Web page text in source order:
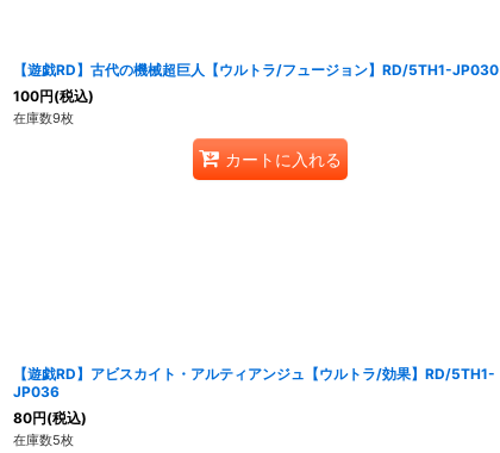
【遊戯RD】古代の機械超巨人【ウルトラ/フュージョン】RD/5TH1-JP030
100円(税込)
在庫数9枚
カートに入れる
【遊戯RD】アビスカイト・アルティアンジュ【ウルトラ/効果】RD/5TH1-
JP036
80円(税込)
在庫数5枚